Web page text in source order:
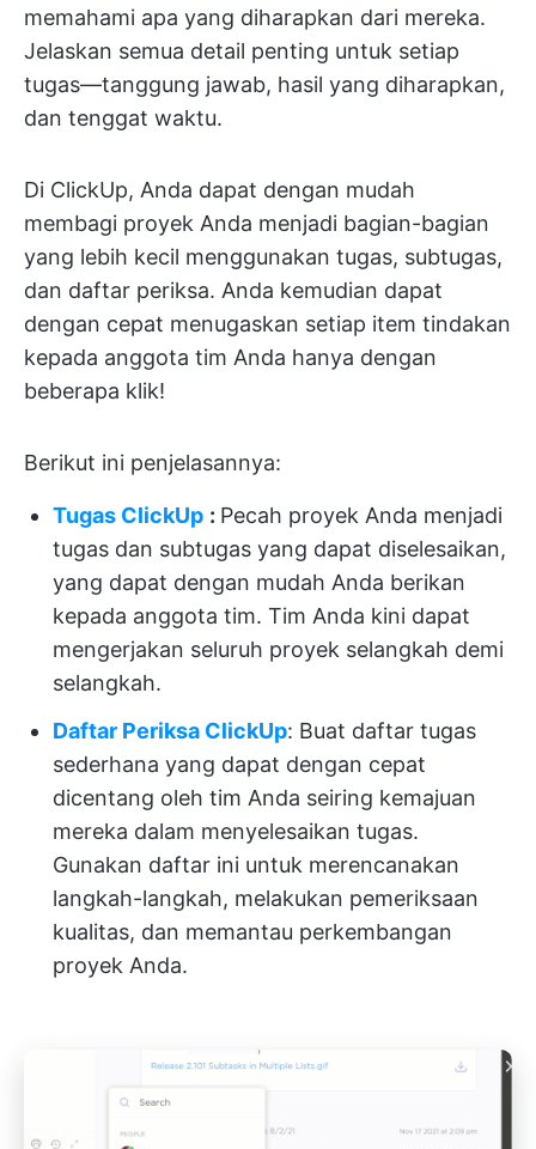
memahami apa yang diharapkan dari mereka.
Jelaskan semua detail penting untuk setiap
tugas—tanggung jawab, hasil yang diharapkan,
dan tenggat waktu.
Di ClickUp, Anda dapat dengan mudah
membagi proyek Anda menjadi bagian-bagian
yang lebih kecil menggunakan tugas, subtugas,
dan daftar periksa. Anda kemudian dapat
dengan cepat menugaskan setiap item tindakan
kepada anggota tim Anda hanya dengan
beberapa klik!
Berikut ini penjelasannya:
Tugas ClickUp : Pecah proyek Anda menjadi
tugas dan subtugas yang dapat diselesaikan,
yang dapat dengan mudah Anda berikan
kepada anggota tim. Tim Anda kini dapat
mengerjakan seluruh proyek selangkah demi
selangkah.
Daftar Periksa ClickUp: Buat daftar tugas
sederhana yang dapat dengan cepat
dicentang oleh tim Anda seiring kemajuan
mereka dalam menyelesaikan tugas.
Gunakan daftar ini untuk merencanakan
langkah-langkah, melakukan pemeriksaan
kualitas, dan memantau perkembangan
proyek Anda.